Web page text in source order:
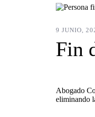
9 JUNIO,
Fin
Abogado
eliminando